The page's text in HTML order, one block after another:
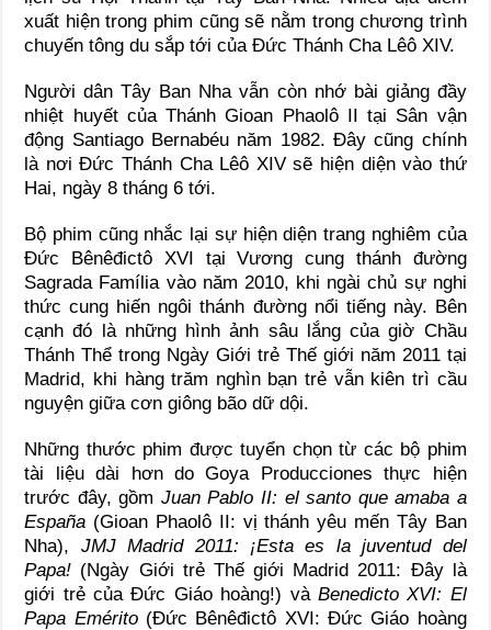
xuất hiện trong phim cũng sẽ nằm trong chương trình
chuyến tông du sắp tới của Đức Thánh Cha Lêô XIV.
Người dân Tây Ban Nha vẫn còn nhớ bài giảng đầy
nhiệt huyết của Thánh Gioan Phaolô II tại Sân vận
động Santiago Bernabéunăm 1982. Đây cũng chính
là nơi Đức Thánh Cha Lêô XIV sẽ hiện diện vào thứ
Hai, ngày 8 tháng 6 tới.
Bộ phim cũng nhắc lại sự hiện diện trang nghiêm của
Đức Bênêđictô XVI tạiVương cung thánh đường
Sagrada Famíliavào năm 2010, khi ngài chủ sự nghi
thức cung hiến ngôi thánh đường nổi tiếng này. Bên
cạnh đó là những hình ảnh sâu lắng của giờ Chầu
Thánh Thể trong Ngày Giới trẻ Thế giới năm 2011 tại
Madrid, khi hàng trăm nghìn bạn trẻ vẫn kiên trì cầu
nguyện giữa cơn giông bão dữ dội.
Những thước phim được tuyển chọn từ các bộ phim
tài liệu dài hơn do Goya Producciones thực hiện
trước đây, gồm Juan Pablo II: el santo que amaba a
España (Gioan Phaolô II: vị thánh yêu mến Tây Ban
Nha), JMJ Madrid 2011: ¡Esta es la juventud del
Papa! (Ngày Giới trẻ Thế giới Madrid 2011: Đây là
giới trẻ của Đức Giáo hoàng!) và Benedicto XVI: El
Papa Emérito(Đức Bênêđictô XVI: Đức Giáo hoàng